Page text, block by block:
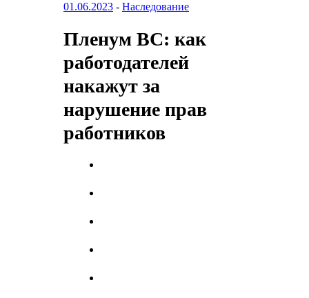
01.06.2023 - Наследование
Пленум ВС: как
работодателей
накажут за
нарушение прав
работников